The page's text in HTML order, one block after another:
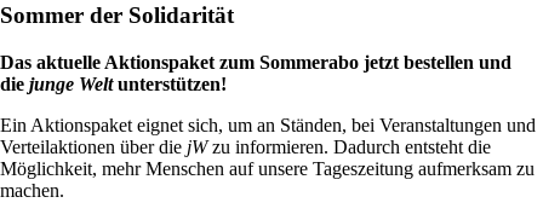
Sommer der Solidarität
Das aktuelle Aktionspaket zum Sommerabo jetzt bestellen und
die junge Weltunterstützen!
Ein Aktionspaket eignet sich, um an Ständen, bei Veranstaltungen und
Verteilaktionen über die jWzu informieren. Dadurch entsteht die
Möglichkeit, mehr Menschen auf unsere Tageszeitung aufmerksam zu
machen.